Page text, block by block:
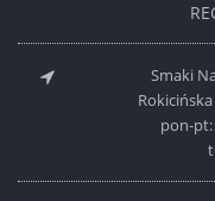
Smaki
pon-pt: